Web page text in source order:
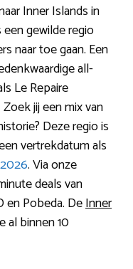
Inner Islands in
gewilde regio
naar toe gaan. Een
all-
Le Repaire
jij een mix van
Deze regio is
vertrekdatum als
. Via onze
deals van
Pobeda. DeInner
al binnen 10